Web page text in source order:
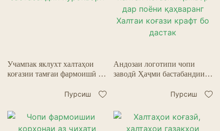
Учампак яклухт халтаҳои
коғазии тамғаи фармоишӣ -
Пурсиш
Андозаи логотипи чопи
заводӣ Ҳаҷми бастабандии
ҳамвор дар поёни қаҳваранг
дастак
Пурсиш